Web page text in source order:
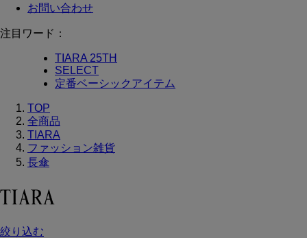
お問い合わせ
注目ワード：
TIARA 25TH
SELECT
定番ベーシックアイテム
TOP
全商品
TIARA
ファッション雑貨
長傘
絞り込む